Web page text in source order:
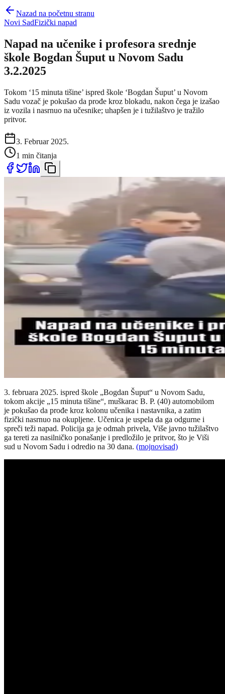
Nazad na početnu stranu
Novi SadFizički napad
Napad na učenike i profesora srednje
škole Bogdan Šuput u Novom Sadu
3.2.2025
Tokom ‘15 minuta tišine’ ispred škole ‘Bogdan Šuput’ u Novom
Sadu vozač je pokušao da prođe kroz blokadu, nakon čega je izašao
iz vozila i nasrnuo na učesnike; uhapšen je i tužilaštvo je tražilo
pritvor.
3. Februar 2025.
1 min čitanja
3. februara 2025. ispred škole „Bogdan Šuput“ u Novom Sadu,
tokom akcije „15 minuta tišine“, muškarac B. P. (40) automobilom
je pokušao da prođe kroz kolonu učenika i nastavnika, a zatim
fizički nasrnuo na okupljene. Učenica je uspela da ga odgurne i
spreči teži napad. Policija ga je odmah privela, Više javno tužilaštvo
ga tereti za nasilničko ponašanje i predložilo je pritvor, što je Viši
sud u Novom Sadu i odredio na 30 dana. (mojnovisad)